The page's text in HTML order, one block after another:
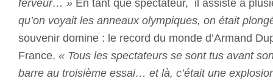
ferveur… » En tant que spectateur, il assiste à
qu’on voyait les anneaux olympiques, on était
souvenir domine : le record du monde d’Armand
France. « Tous les spectateurs se sont tus avant
barre au troisième essai… et là, c’était une